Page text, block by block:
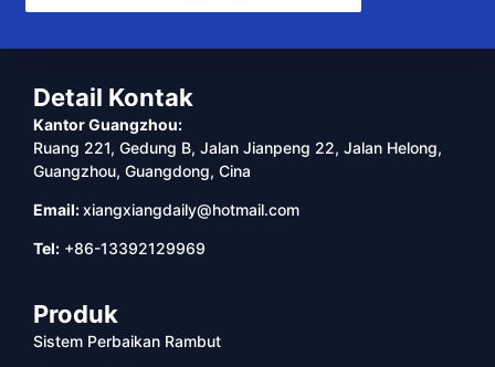
Detail Kontak
Kantor Guangzhou:
Ruang 221, Gedung B, Jalan Jianpeng 22, Jalan Helong,
Guangzhou, Guangdong, Cina
Email:xiangxiangdaily@hotmail.com
Tel: +86-13392129969
Produk
Sistem Perbaikan Rambut